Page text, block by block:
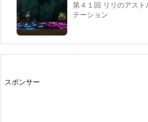
第４１回 リリのアスト
テーション
スポンサー